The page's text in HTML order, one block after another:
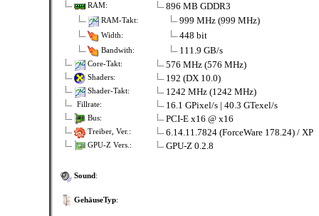
RAM: 896 MB GDDR3
RAM-Takt: 999 MHz (999 MHz)
Width: 448 bit
Bandwith: 111.9 GB/s
Core-Takt: 576 MHz (576 MHz)
Shaders: 192 (DX 10.0)
Shader-Takt: 1242 MHz (1242 MHz)
Fillrate: 16.1 GPixel/s | 40.3 GTexel/s
Bus: PCI-E x16 @ x16
Treiber, Ver.: 6.14.11.7824 (ForceWare 178.24) / XP
GPU-Z Vers.: GPU-Z 0.2.8
Sound:
GehäuseTyp: